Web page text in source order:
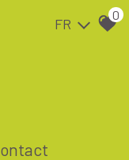
FR
0
contact